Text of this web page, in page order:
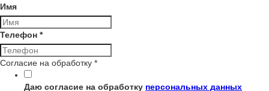
Имя
Телефон *
Согласие на обработку *
Даю согласие на обработку персональных данных